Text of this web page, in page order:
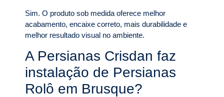
Sim. O produto sob medida oferece melhor
acabamento, encaixe correto, mais durabilidade e
melhor resultado visual no ambiente.
A Persianas Crisdan faz
instalação de Persianas
Rolô em Brusque?